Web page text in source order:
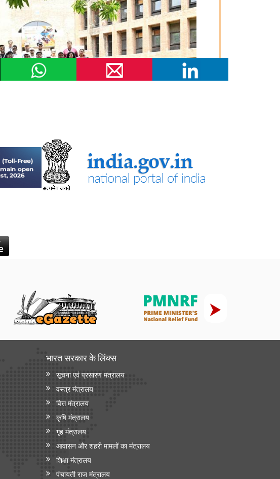
भारत सरकार के लिंक्‍स
सूचना एवं प्रसारण मंत्रालय
वस्त्र मंत्रालय
वित्त मंत्रालय
कृषि मंत्रालय
गृह मंत्रालय
आवासन और शहरी मामलों का मंत्रालय
शिक्षा मंत्रालय
पंचायती राज मंत्रालय